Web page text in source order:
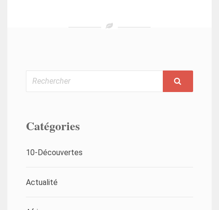
Rechercher
Catégories
10-Découvertes
Actualité